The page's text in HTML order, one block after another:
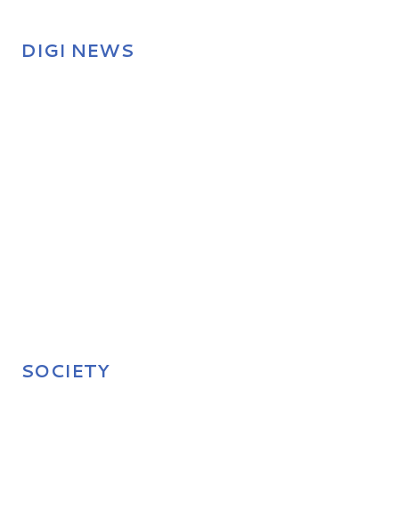
DIGI NEWS
SOCIETY